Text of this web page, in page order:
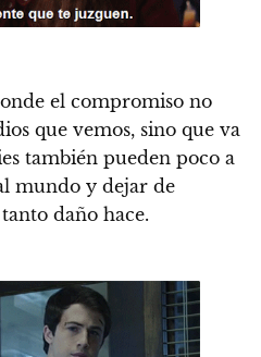
el compromiso no
que vemos, sino que va
también pueden poco a
mundo y dejar de
daño hace.